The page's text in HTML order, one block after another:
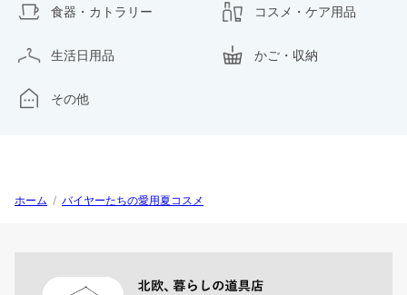
食器・カトラリー コスメ・ケア用品
生活日用品 かご・収納
その他
ホーム / バイヤーたちの愛用夏コスメ